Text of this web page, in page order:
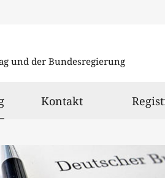
und der Bundesregierung
ausgewählt
Kontakt